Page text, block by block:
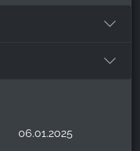
06.01.2025